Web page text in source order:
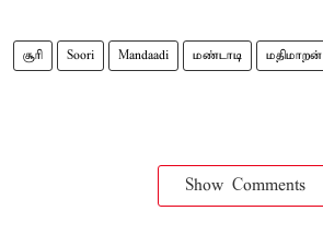
சூரி Soori Mandaadi மண்டாடி மதிமாறன்
Show Comments